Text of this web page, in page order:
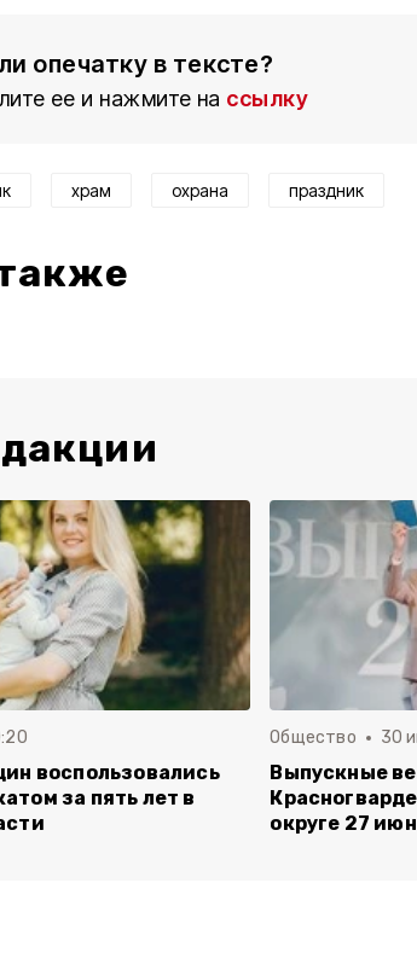
опечатку в тексте?
ее и нажмите на ссылку
храм охрана праздник
воспользовались
за пять лет в
Общество 30
Выпускные
округе 27